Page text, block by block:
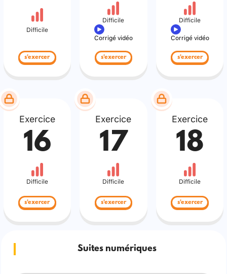
Difficile
s'exercer
Difficile
Corrigé vidéo
s'exercer
Difficile
Corrigé vidéo
s'exercer
Exercice
16
Difficile
s'exercer
Exercice
17
Difficile
s'exercer
Exercice
18
Difficile
s'exercer
Suites numériques